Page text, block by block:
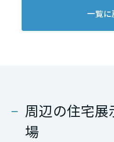
一覧に
周辺の住宅
場